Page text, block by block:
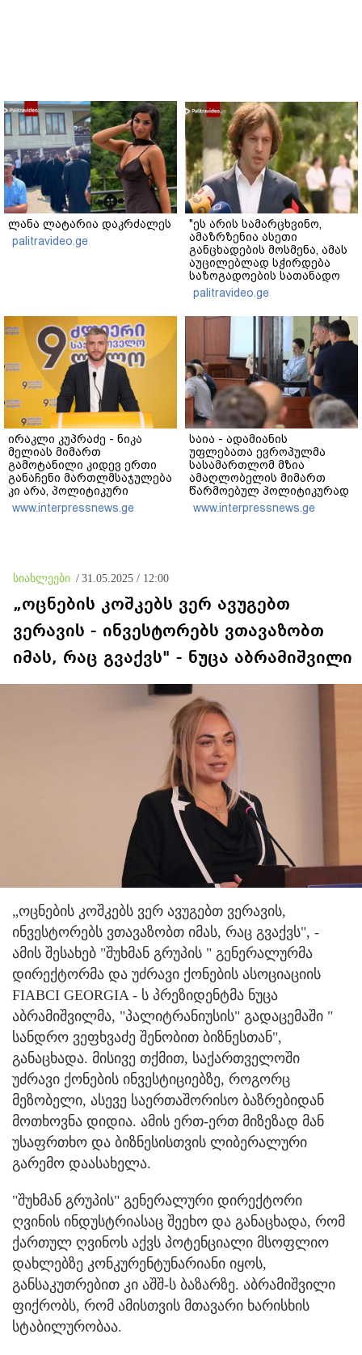
ლანა ლატარია დაკრძალეს
palitravideo.ge
"ეს არის სამარცხვინო,
ამაზრზენია ასეთი
განცხადების მოსმენა, ამას
აუცილებლად სჭირდება
საზოგადოების სათანადო
რეაქცია" - ირაკლი
კობახიძე
palitravideo.ge
ირაკლი კუპრაძე - ნიკა
მელიას მიმართ
გამოტანილი კიდევ ერთი
განაჩენი მართლმსაჯულება
კი არა, პოლიტიკური
ანგარიშსწორების
გაგრძელებაა
www.interpressnews.ge
საია - ადამიანის
უფლებათა ევროპულმა
სასამართლომ მზია
ამაღლობელის მიმართ
წარმოებულ პოლიტიკურად
მოტივირებულ ბრალდების
საქმეზე წარდგენილი
www.interpressnews.ge
სიახლეები / 31.05.2025 / 12:00
„ოცნების კოშკებს ვერ ავუგებთ
ვერავის - ინვესტორებს ვთავაზობთ
იმას, რაც გვაქვს" - ნუცა აბრამიშვილი
„ოცნების კოშკებს ვერ ავუგებთ ვერავის,
ინვესტორებს ვთავაზობთ იმას, რაც გვაქვს", -
ამის შესახებ "შუხმან გრუპის " გენერალურმა
დირექტორმა და უძრავი ქონების ასოციაციის
FIABCI GEORGIA - ს პრეზიდენტმა ნუცა
აბრამიშვილმა, "პალიტრანიუსის" გადაცემაში "
სანდრო ვეფხვაძე შენობით ბიზნესთან",
განაცხადა. მისივე თქმით, საქართველოში
უძრავი ქონების ინვესტიციებზე, როგორც
მეზობელი, ასევე საერთაშორისო ბაზრებიდან
მოთხოვნა დიდია. ამის ერთ-ერთ მიზეზად მან
უსაფრთხო და ბიზნესისთვის ლიბერალური
გარემო დაასახელა.
"შუხმან გრუპის" გენერალური დირექტორი
ღვინის ინდუსტრიასაც შეეხო და განაცხადა, რომ
ქართულ ღვინოს აქვს პოტენციალი მსოფლიო
დახლებზე კონკურენტუნარიანი იყოს,
განსაკუთრებით კი აშშ-ს ბაზარზე. აბრამიშვილი
ფიქრობს, რომ ამისთვის მთავარი ხარისხის
სტაბილურობაა.